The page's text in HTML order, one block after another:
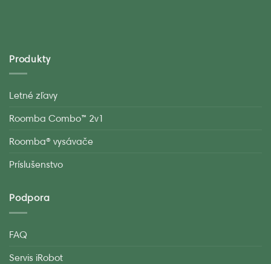
Produkty
Letné zľavy
Roomba Combo™ 2v1
Roomba® vysávače
Príslušenstvo
Podpora
FAQ
Servis iRobot